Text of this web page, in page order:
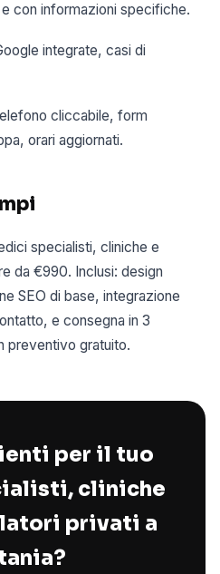
con informazioni specifiche.
integrate, casi di
cliccabile, form
orari aggiornati.
specialisti, cliniche e
da €990. Inclusi: design
SEO di base, integrazione
e consegna in 3
preventivo gratuito.
per il tuo
cliniche
privati a